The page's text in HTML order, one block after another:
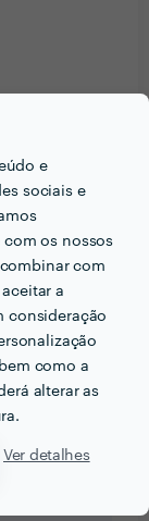
e
sociais e
com os nossos
com
a
consideração
como a
alterar as
Ver detalhes
a maior